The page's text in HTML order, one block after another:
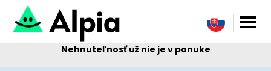
Nehnuteľnosť už nie je v ponuke